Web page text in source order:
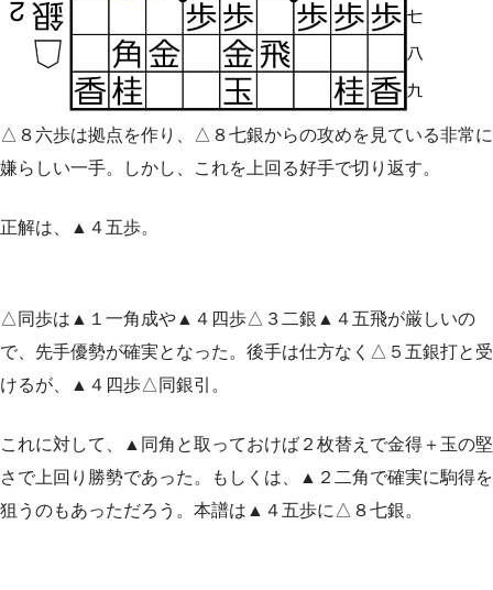
△８六歩は拠点を作り、△８七銀からの攻めを見ている非常に
嫌らしい一手。しかし、これを上回る好手で切り返す。
正解は、▲４五歩。
△同歩は▲１一角成や▲４四歩△３二銀▲４五飛が厳しいの
で、先手優勢が確実となった。後手は仕方なく△５五銀打と受
けるが、▲４四歩△同銀引。
これに対して、▲同角と取っておけば２枚替えで金得＋玉の堅
さで上回り勝勢であった。もしくは、▲２二角で確実に駒得を
狙うのもあっただろう。本譜は▲４五歩に△８七銀。